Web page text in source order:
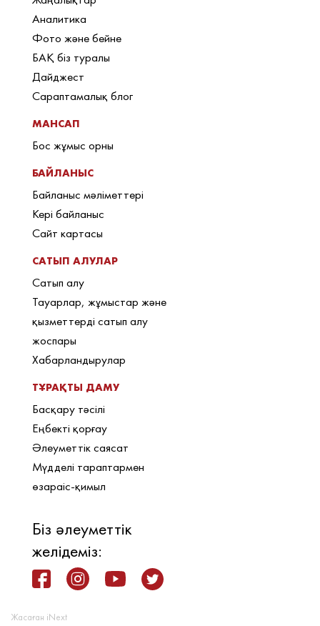
Аналитика
Фото және бейне
БАҚ біз туралы
Дайджест
Сараптамалық блог
МАНСАП
Бос жұмыс орны
БАЙЛАНЫС
Байланыс мәліметтері
Кері байланыс
Сайт картасы
САТЫП АЛУЛАР
Сатып алу
Тауарлар, жұмыстар және
қызметтерді сатып алу
жоспары
Хабарландырулар
ТҰРАҚТЫ ДАМУ
Басқару тәсілі
Еңбекті қорғау
Әлеуметтік саясат
Мүдделі тараптармен
өзараіс-қимыл
Біз әлеуметтік
желідеміз:
Жасаған iNext